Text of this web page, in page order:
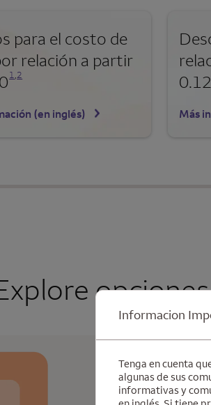
para el costo de
relación a partir
Se abre una modalidad para nota al pie
1,
Se abre una modalidad para nota al pie
2
(en inglés) Más
Compra de
Informacion
Tenga en cuenta
algunas de sus
informativas y